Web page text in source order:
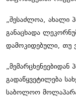
„შესაძლოა, ახალი
განაცხადა
დამოკიდებული, თუ
„მემარცხენეებიდან
გადაწყვეტილება
საბოლოო